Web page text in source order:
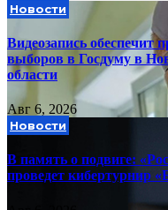
Новости
Видеозапись обеспечит
выборов в Госдуму в
области
Авг 6, 2026
Новости
В память о подвиге:
проведет кибертурнир